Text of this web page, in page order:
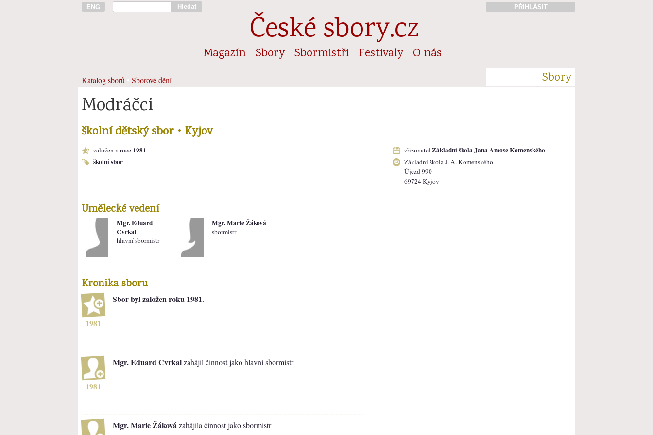
ENG Hledat PŘIHLÁSIT
České sbory.cz
Magazín Sbory Sbormistři Festivaly O nás
Katalog sborů Sborové dění Sbory
Modráčci
školní dětský sbor • Kyjov
založen v roce 1981
školní sbor
zřizovatel Základní škola Jana Amose Komenského
Základní škola J. A. Komenského
Újezd 990
69724 Kyjov
Umělecké vedení
Mgr. Eduard
Cvrkal
hlavní sbormistr
Mgr. Marie Žáková
sbormistr
Kronika sboru
1981
Sbor byl založen roku 1981.
1981
Mgr. Eduard Cvrkalzahájil činnost jako hlavní sbormistr
Mgr. Marie Žáková zahájila činnost jako sbormistr